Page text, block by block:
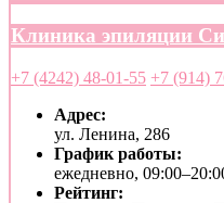
Клиника эпиляции
+7 (4242) 48-01-55 +7 (914)
Адрес:
ул. Ленина, 286
График работы:
ежедневно,
Рейтинг: